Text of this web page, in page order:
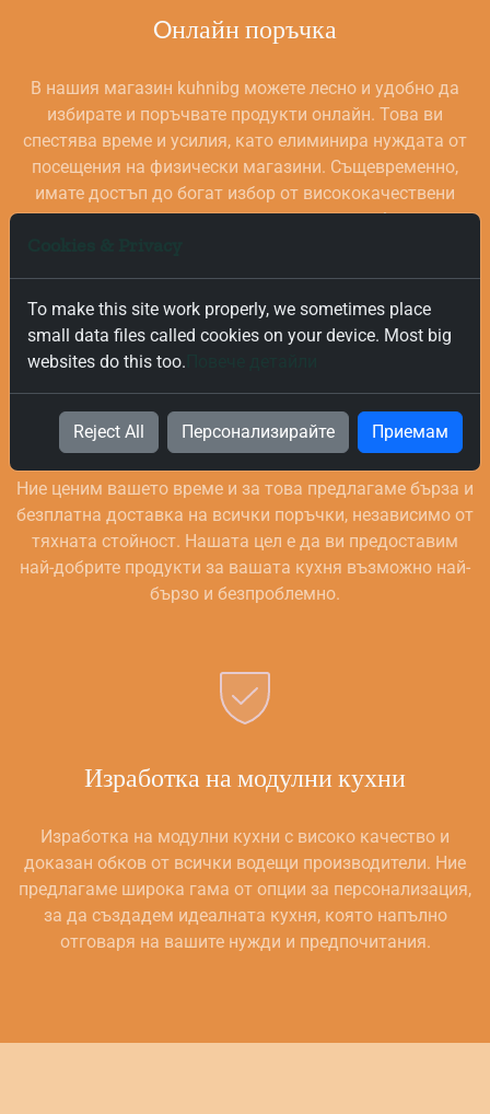
Oнлайн поръчка
В нашия магазин kuhnibg можете лесно и удобно да
избирате и поръчвате продукти онлайн. Това ви
спестява време и усилия, като елиминира нуждата от
посещения на физически магазини. Същевременно,
имате достъп до богат избор от висококачествени
стоки за вашата кухня, внимателно подбрани и
Безплатна и Бърза Доставка
Ние ценим вашето време и за това предлагаме бърза и
безплатна доставка на всички поръчки, независимо от
тяхната стойност. Нашата цел е да ви предоставим
най-добрите продукти за вашата кухня възможно най-
бързо и безпроблемно.
Изработка на модулни кухни
Изработка на модулни кухни с високо качество и
доказан обков от всички водещи производители. Ние
предлагаме широка гама от опции за персонализация,
за да създадем идеалната кухня, която напълно
отговаря на вашите нужди и предпочитания.
To make this site work properly, we sometimes place
small data files called cookies on your device. Most big
websites do this too.
Reject All Персонализирайте Приемам